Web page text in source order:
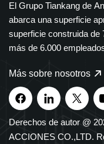
El Grupo Tiankang de
abarca una superficie
superficie construida de
más de 6.000
instrumentos y
farmacéuticos, equipos
cables de polímero.
en los sectores
nuevas energías. El
Más sobre nosotros
Derechos de autor @
ACCIONES CO.,LTD.